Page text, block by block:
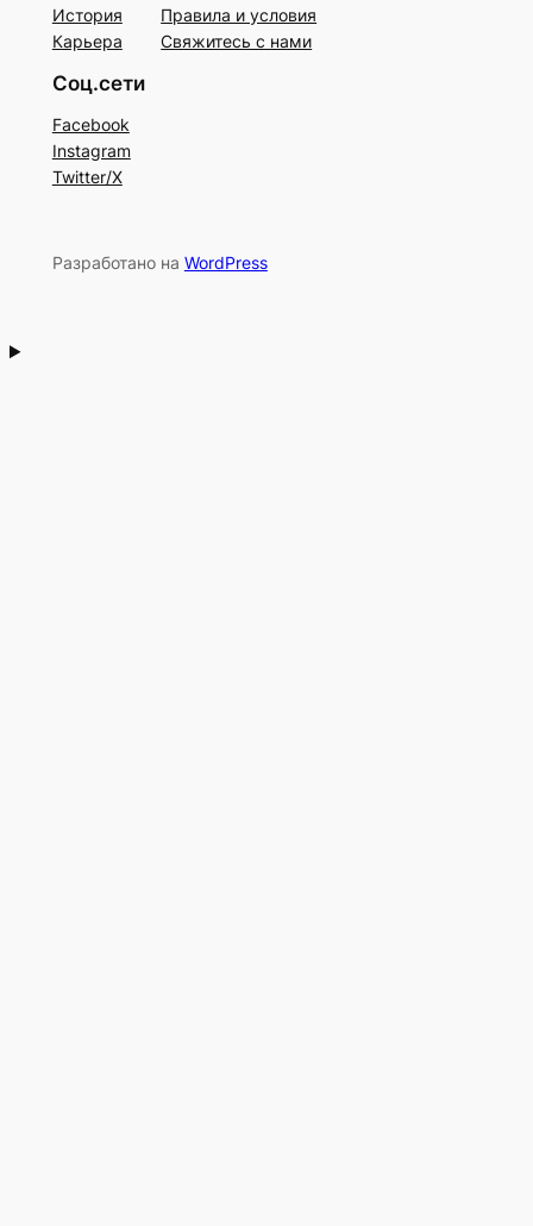
История
Карьера
Правила и условия
Свяжитесь с нами
Соц.сети
Facebook
Instagram
Twitter/X
Разработано на WordPress